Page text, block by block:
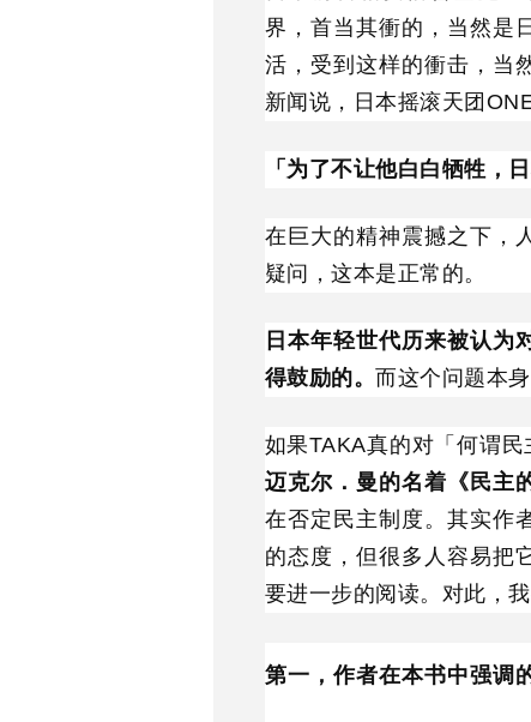
界，首当其衝的，当然是
活，受到这样的衝击，当
新闻说，日本摇滚天团
「为了不让他白白牺牲，
在巨大的精神震撼之下，
疑问，这本是正常的。
日本年轻世代历来被认为
得鼓励的。 而这个问题本
如果TAKA真的对「何谓
迈克尔．曼的名着《民主
在否定民主制度。其实作
的态度，但很多人容易把
要进一步的阅读。对此，我
第一，作者在本书中强调